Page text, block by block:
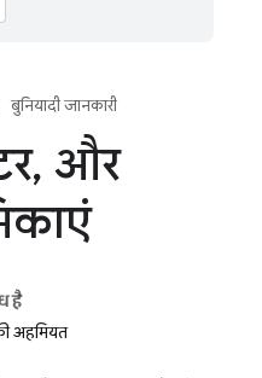
बुनियादी जानकारी
, और
है
अहमियत